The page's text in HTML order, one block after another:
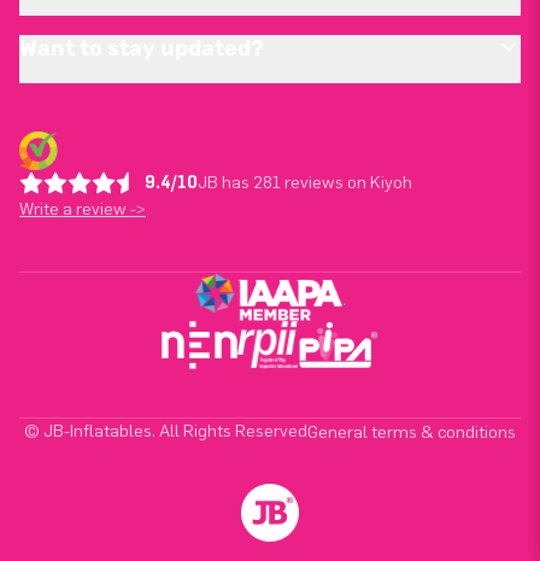
9.4/10JB has 281 reviews on Kiyoh
Write a review ->
© JB-Inflatables. All Rights ReservedGeneral terms & conditions